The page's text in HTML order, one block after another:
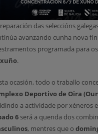
das seleccións
avanzando cunha nova
programada para
.
ocasión, todo o traballo
Deportivo de Oira
a actividade por xéneros
6 será a quenda dos
, mentres que o